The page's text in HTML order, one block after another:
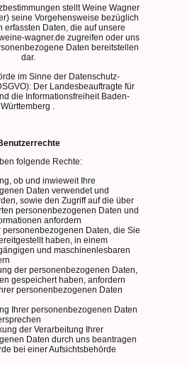
stellt Weine Wagner
seine Vorgehensweise bezüglich
erfassten Daten, die auf unsere
wagner.de zugreifen oder uns
Daten bereitstellen
dar.
im Sinne der Datenschutz-
Der Landesbeauftragte für
die Informationsfreiheit Baden-
Württemberg .
folgende Rechte:
ob und inwieweit Ihre
Daten verwendet und
sowie den Zugriff auf die über
personenbezogenen Daten und
anfordern
personenbezogenen Daten, die Sie
haben, in einem
und maschinenlesbaren
der personenbezogenen Daten,
gespeichert haben, anfordern
personenbezogenen Daten
Ihrer personenbezogenen Daten
der Verarbeitung Ihrer
Daten durch uns beantragen
bei einer Aufsichtsbehörde